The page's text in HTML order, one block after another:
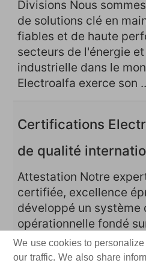
We use cookies to
our traffic. We also share
Divisions Nous
de solutions clé en
fiables et de haute
secteurs de l'énergie
industrielle dans le
Electroalfa exerce son
Certifications
de qualité
Attestation Notre
certifiée, excellence
développé un système
opérationnelle fondé
technologies de pointe
internationales les plus